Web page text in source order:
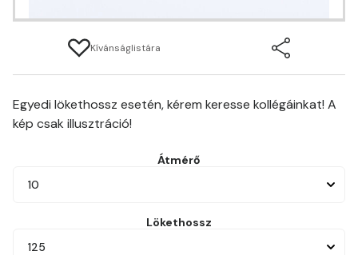
Kívánságlistára
Egyedi lökethossz esetén, kérem keresse kollégáinkat! A
kép csak illusztráció!
Átmérő
10
Lökethossz
125